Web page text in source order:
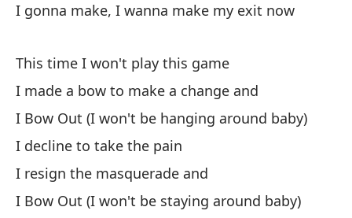
I gonna make, I wanna make my exit now
This time I won't play this game
I made a bow to make a change and
I Bow Out (I won't be hanging around baby)
I decline to take the pain
I resign the masquerade and
I Bow Out (I won't be staying around baby)